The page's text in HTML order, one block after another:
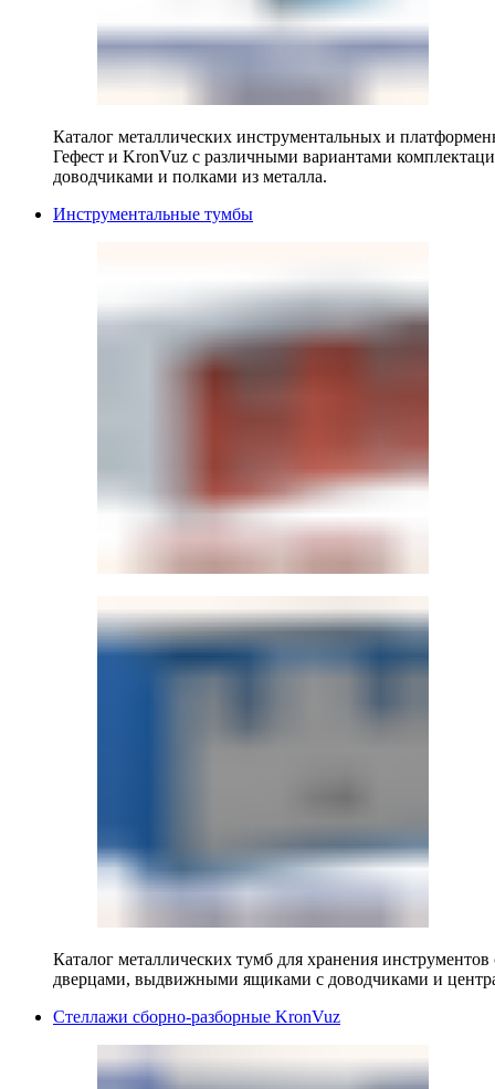
Каталог металлических инструментальных и
Гефест и KronVuz с различными вариантами
доводчиками и полками из металла.
Инструментальные тумбы
Каталог металлических тумб для хранения
дверцами, выдвижными ящиками с доводчиками и
Стеллажи сборно-разборные KronVuz